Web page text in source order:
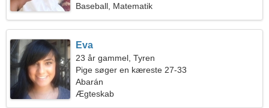
Baseball, Matematik
Eva
23 år gammel, Tyren
Pige søger en kæreste 27-33
Abarán
Ægteskab